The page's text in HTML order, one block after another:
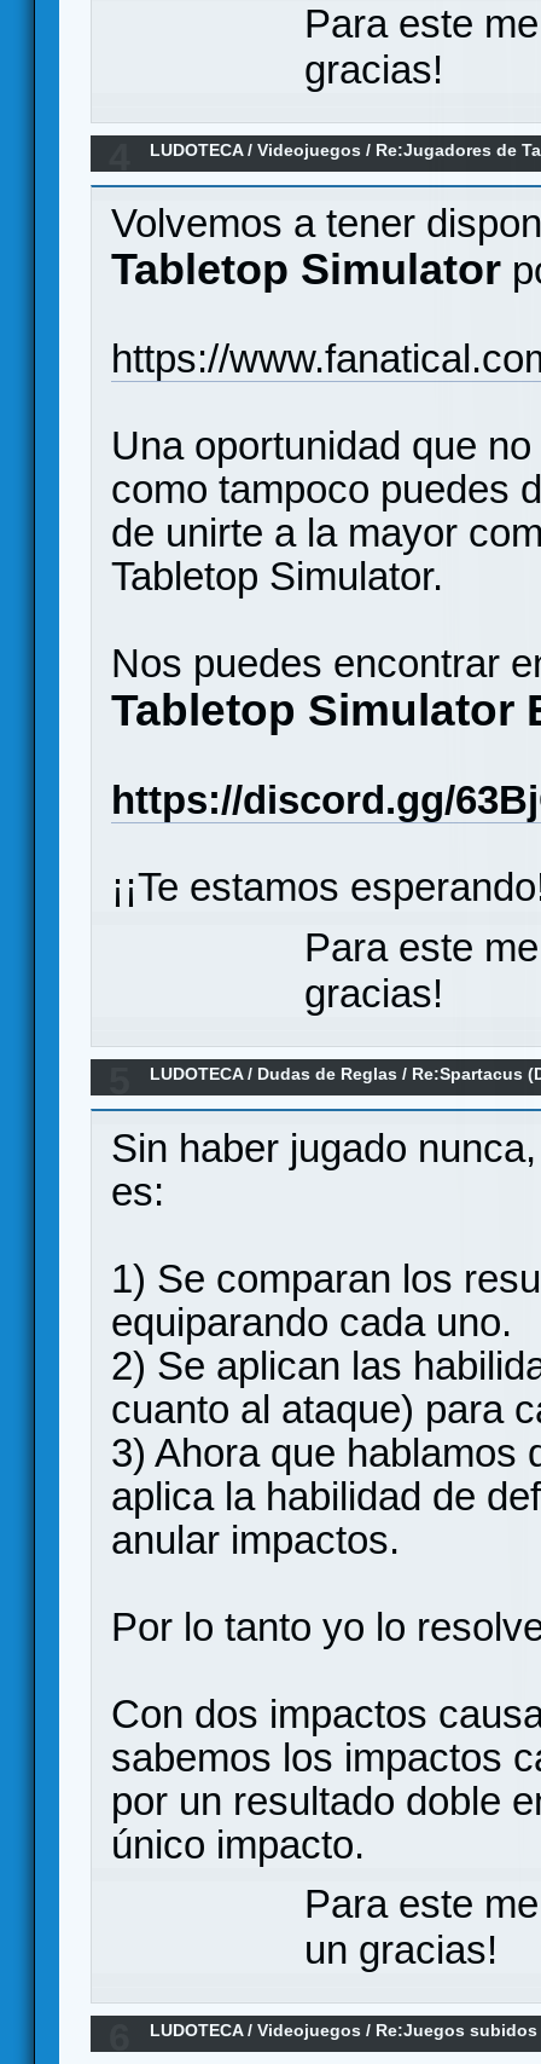
Para este
gracias!
LUDOTECA/Videojuegos / Re:Jugadores de
Volvemos a tener
Tabletop Simulator
https://
Una oportunidad que
como tampoco puedes
de unirte a la mayor
Tabletop Simulator.
Nos puedes encontrar
Tabletop Simulator
https://discord.gg/
¡¡Te estamos
Para este
gracias!
LUDOTECA/ Dudas de Reglas / Re:Spartacus
Sin haber jugado
es:
1) Se comparan los
equiparando cada uno.
2) Se aplican las
cuanto al ataque) para
3) Ahora que hablamos
aplica la habilidad de
anular impactos.
Por lo tanto yo lo
Con dos impactos
sabemos los impactos
por un resultado doble
único impacto.
Para este
un gracias!
LUDOTECA/Videojuegos / Re:Juegos